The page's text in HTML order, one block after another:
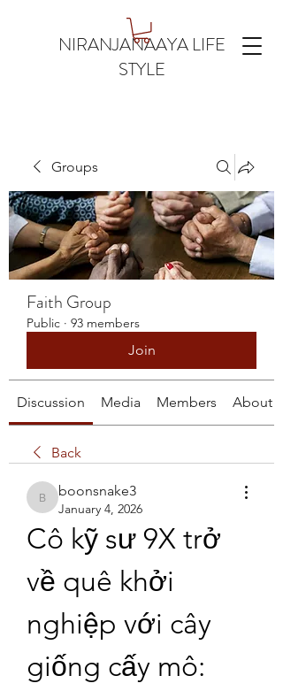
NIRANJANAAYA LIFE
STYLE
Groups
Faith Group
Public · 93 members
Join
Discussion Media Members About
Back
boonsnake3
boonsnake3
January 4, 2026
Cô kỹ sư 9X trở
về quê khởi
nghiệp với cây
giống cấy mô: